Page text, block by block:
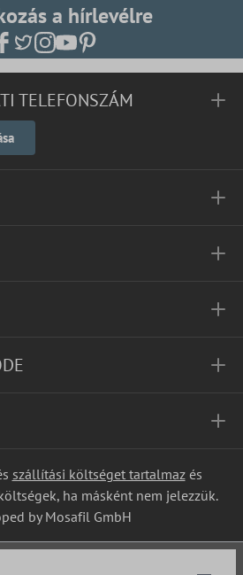
a hírlevélre
TELEFONSZÁM
szállítási költséget tartalmazés
ha másként nem jelezzük.
by Mosafil GmbH